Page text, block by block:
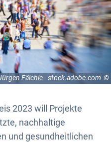
Fälchle - stock.adobe.com
2023 will Projekte
nachhaltige
und gesundheitlichen